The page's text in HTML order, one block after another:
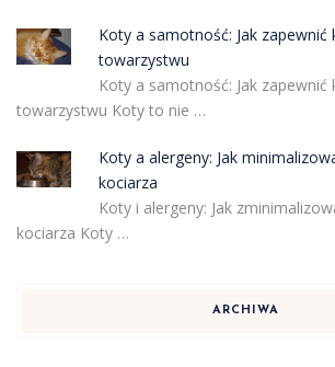
Koty a samotność: Jak zapewnić
towarzystwu
Koty a samotność: Jak zapewnić
towarzystwu Koty to nie …
Koty a alergeny: Jak
kociarza
Koty i alergeny: Jak
kociarza Koty …
ARCHIWA